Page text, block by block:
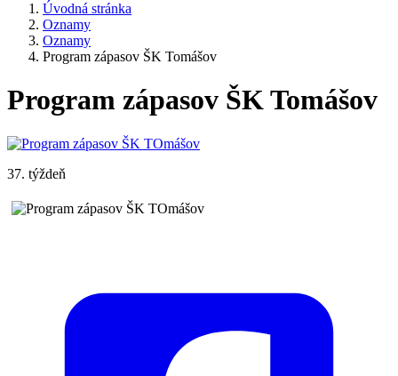
Úvodná stránka
Oznamy
Oznamy
Program zápasov ŠK Tomášov
Program zápasov ŠK Tomášov
37. týždeň